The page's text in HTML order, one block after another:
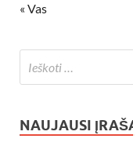
« Vas
NAUJAUSI